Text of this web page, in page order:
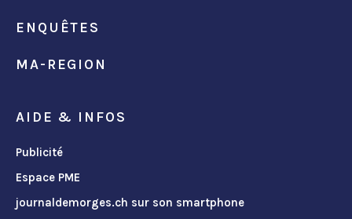
ENQUÊTES
MA-REGION
AIDE & INFOS
Publicité
Espace PME
journaldemorges.ch sur son smartphone